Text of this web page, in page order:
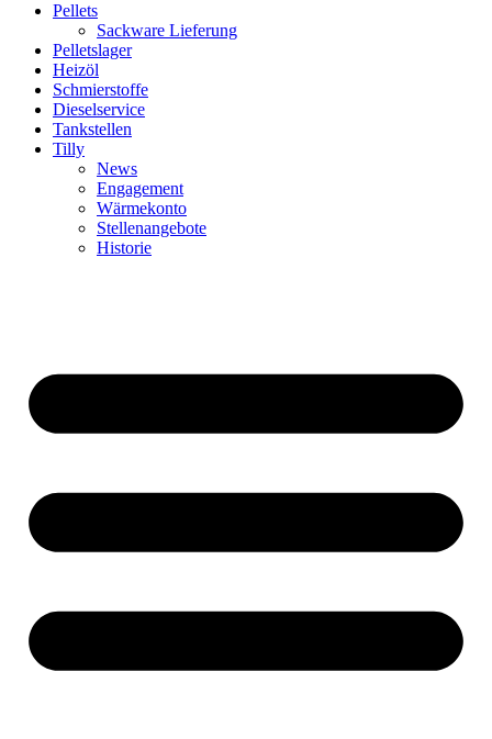
Pellets
Sackware Lieferung
Pelletslager
Heizöl
Schmierstoffe
Dieselservice
Tankstellen
Tilly
News
Engagement
Wärmekonto
Stellenangebote
Historie